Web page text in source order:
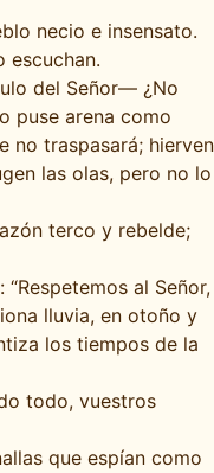
necio e insensato.
escuchan.
del Señor— ¿No
puse arena como
no traspasará; hierven
las olas, pero no lo
terco y rebelde;
al Señor,
lluvia, en otoño y
los tiempos de la
todo, vuestros
que espían como